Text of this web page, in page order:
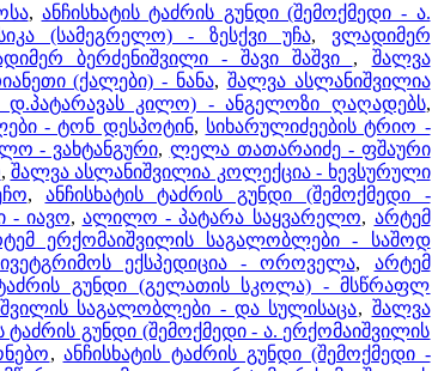
, ანჩისხატის ტაძრის გუნდი (შემოქმედი - ა.
(სამეგრელო) - ზესქვი უჩა, ვლადიმერ
ბერძენიშვილი - შავი შაშვი , შალვა
(ქალები) - ნანა, შალვა ასლანიშვილია
დ.პატარავას კილო) - ანგელოზი ღაღადებს,
- ტონ დესპოტინ, სიხარულიძეების ტრიო -
- ვახტანგური, ლელა თათარაიძე - ფშაური
, შალვა ასლანიშვილია კოლექცია - ხევსურული
, ანჩისხატის ტაძრის გუნდი (შემოქმედი -
- იავო, ალილო - პატარა საყვარელო, არტემ
ერქომაიშვილის საგალობლები - საშოდ
ივეტგრიმოს ექსპედიცია - ოროველა, არტემ
ტაძრის გუნდი (გელათის სკოლა) - მსწრაფლ
საგალობლები - და სულისაცა, შალვა
ტაძრის გუნდი (შემოქმედი - ა. ერქომაიშვილის
, ანჩისხატის ტაძრის გუნდი (შემოქმედი -